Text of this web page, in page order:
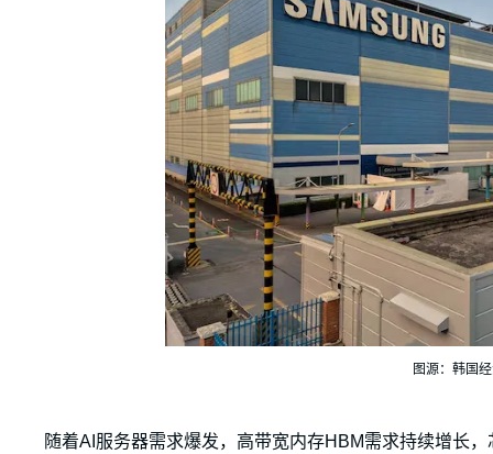
图源：韩国
随着AI服务器需求爆发，高带宽内存HBM需求持续增长